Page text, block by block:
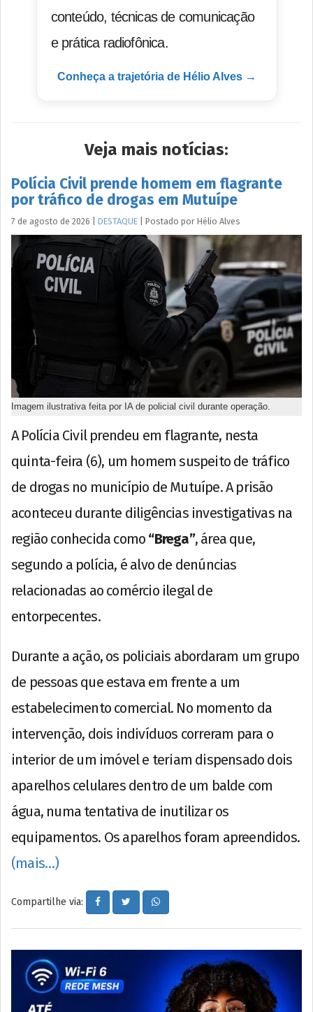
conteúdo, técnicas de comunicação
e prática radiofônica.
Conheça a trajetória de Hélio Alves →
Veja mais notícias:
Polícia Civil prende homem em flagrante
por tráfico de drogas em Mutuípe
7 de agosto de 2026 DESTAQUE Postado por Hélio Alves
Imagem ilustrativa feita por IA de policial civil durante operação.
A Polícia Civil prendeu em flagrante, nesta
quinta-feira (6), um homem suspeito de tráfico
de drogas no município de Mutuípe. A prisão
aconteceu durante diligências investigativas na
região conhecida como “Brega”, área que,
segundo a polícia, é alvo de denúncias
relacionadas ao comércio ilegal de
entorpecentes.
Durante a ação, os policiais abordaram um grupo
de pessoas que estava em frente a um
estabelecimento comercial. No momento da
intervenção, dois indivíduos correram para o
interior de um imóvel e teriam dispensado dois
aparelhos celulares dentro de um balde com
água, numa tentativa de inutilizar os
equipamentos. Os aparelhos foram apreendidos.
(mais…)
Compartilhe via: